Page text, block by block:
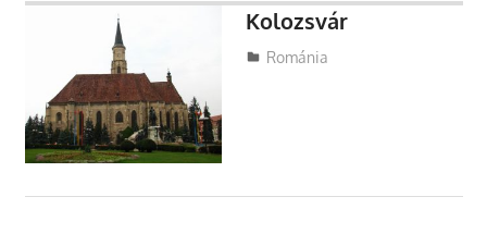
Kolozsvár
Utazasok.org
Románia